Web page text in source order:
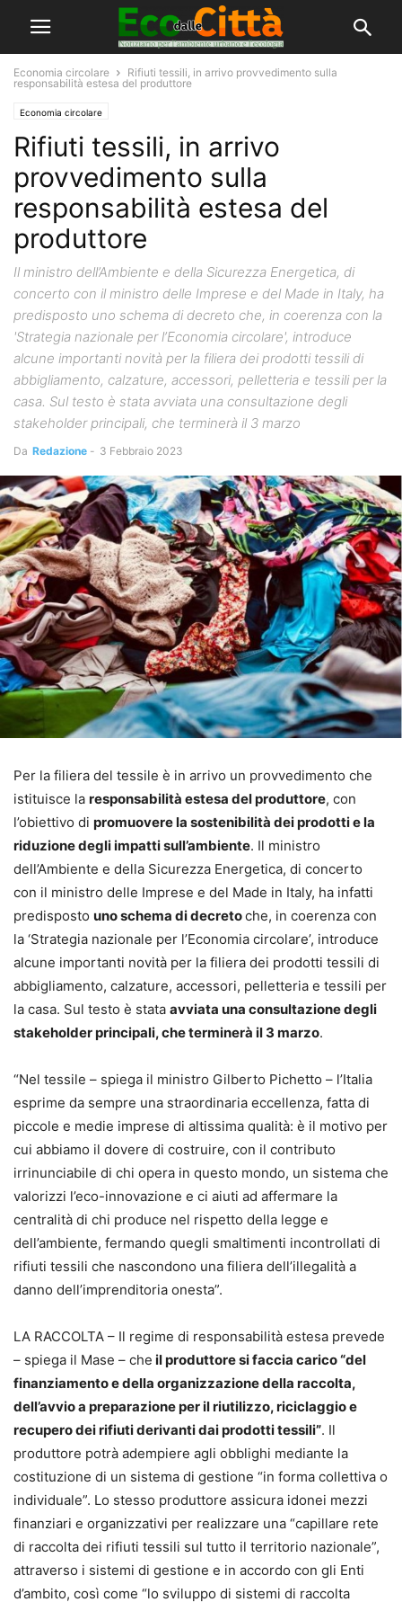
Economia circolare
Rifiuti tessili, in arrivo provvedimento sulla
responsabilità estesa del produttore
Economia circolare
Rifiuti tessili, in arrivo
provvedimento sulla
responsabilità estesa del
produttore
Il ministro dell’Ambiente e della Sicurezza Energetica, di
concerto con il ministro delle Imprese e del Made in Italy, ha
predisposto uno schema di decreto che, in coerenza con la
'Strategia nazionale per l’Economia circolare', introduce
alcune importanti novità per la filiera dei prodotti tessili di
abbigliamento, calzature, accessori, pelletteria e tessili per la
casa. Sul testo è stata avviata una consultazione degli
stakeholder principali, che terminerà il 3 marzo
Da Redazione - 3 Febbraio 2023
Per la filiera del tessile è in arrivo un provvedimento che
istituisce la responsabilità estesa del produttore, con
l’obiettivo di promuovere la sostenibilità dei prodotti e la
riduzione degli impatti sull’ambiente. Il ministro
dell’Ambiente e della Sicurezza Energetica, di concerto
con il ministro delle Imprese e del Made in Italy, ha infatti
predisposto uno schema di decretoche, in coerenza con
la ‘Strategia nazionale per l’Economia circolare’, introduce
alcune importanti novità per la filiera dei prodotti tessili di
abbigliamento, calzature, accessori, pelletteria e tessili per
la casa. Sul testo è stata avviata una consultazione degli
stakeholder principali, che terminerà il 3 marzo.
“Nel tessile – spiega il ministro Gilberto Pichetto – l’Italia
esprime da sempre una straordinaria eccellenza, fatta di
piccole e medie imprese di altissima qualità: è il motivo per
cui abbiamo il dovere di costruire, con il contributo
irrinunciabile di chi opera in questo mondo, un sistema che
valorizzi l’eco-innovazione e ci aiuti ad affermare la
centralità di chi produce nel rispetto della legge e
dell’ambiente, fermando quegli smaltimenti incontrollati di
rifiuti tessili che nascondono una filiera dell’illegalità a
danno dell’imprenditoria onesta”.
LA RACCOLTA – Il regime di responsabilità estesa prevede
– spiega il Mase – che il produttore si faccia carico “del
finanziamento e della organizzazione della raccolta,
dell’avvio a preparazione per il riutilizzo, riciclaggio e
recupero dei rifiuti derivanti dai prodotti tessili”. Il
produttore potrà adempiere agli obblighi mediante la
costituzione di un sistema di gestione “in forma collettiva o
individuale”. Lo stesso produttore assicura idonei mezzi
finanziari e organizzativi per realizzare una “capillare rete
di raccolta dei rifiuti tessili sul tutto il territorio nazionale”,
attraverso i sistemi di gestione e in accordo con gli Enti
d’ambito, così come “lo sviluppo di sistemi di raccolta